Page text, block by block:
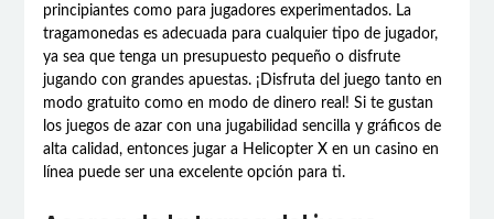
principiantes como para jugadores experimentados. La
tragamonedas es adecuada para cualquier tipo de jugador,
ya sea que tenga un presupuesto pequeño o disfrute
jugando con grandes apuestas. ¡Disfruta del juego tanto en
modo gratuito como en modo de dinero real! Si te gustan
los juegos de azar con una jugabilidad sencilla y gráficos de
alta calidad, entonces jugar a Helicopter X en un casino en
línea puede ser una excelente opción para ti.